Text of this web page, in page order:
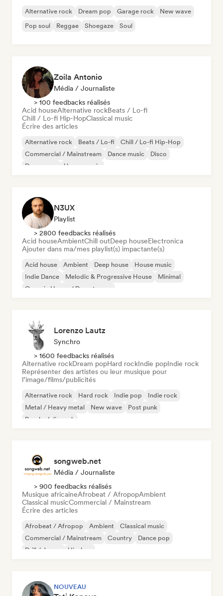
Alternative rock Dream pop Garage rock
New wave
Pop soul
Reggae Shoegaze Soul
Zoila Antonio
Média / Journaliste
> 100 feedbacks réalisés
Acid houseAlternative rockBeats / Lo-fi
Chill / Lo-fi Hip-HopClassical music
Écrire des articles
Alternative rock Beats / Lo-fi
Chill / Lo-fi Hip-Hop
Commercial / Mainstream
Dance music
Disco
Dream pop
House music
N3UX
Playlist
> 2800 feedbacks réalisés
Acid houseAmbientChill outDeep houseElectronica
Ajouter dans ma/mes playlist(s) impactante(s)
Acid house Ambient Deep house
House music
Indie Dance
Melodic & Progressive House
Minimal
Organic House / Downtempo
Lorenzo Lautz
Synchro
> 1600 feedbacks réalisés
Alternative rockDream popHard rockIndie popIndie rock
Représenter des artistes ou leur musique pour
l’image/films/publicités
Alternative rock Hard rock Indie pop
Indie rock
Metal / Heavy metal
New wave
Post punk
Psychedelic rock
songweb.net
Média / Journaliste
> 900 feedbacks réalisés
Musique africaineAfrobeat / AfropopAmbient
Classical musicCommercial / Mainstream
Écrire des articles
Afrobeat / Afropop Ambient
Classical music
Commercial / Mainstream
Country
Dance pop
Drill / Jersey
Hip-hop
NOUVEAU